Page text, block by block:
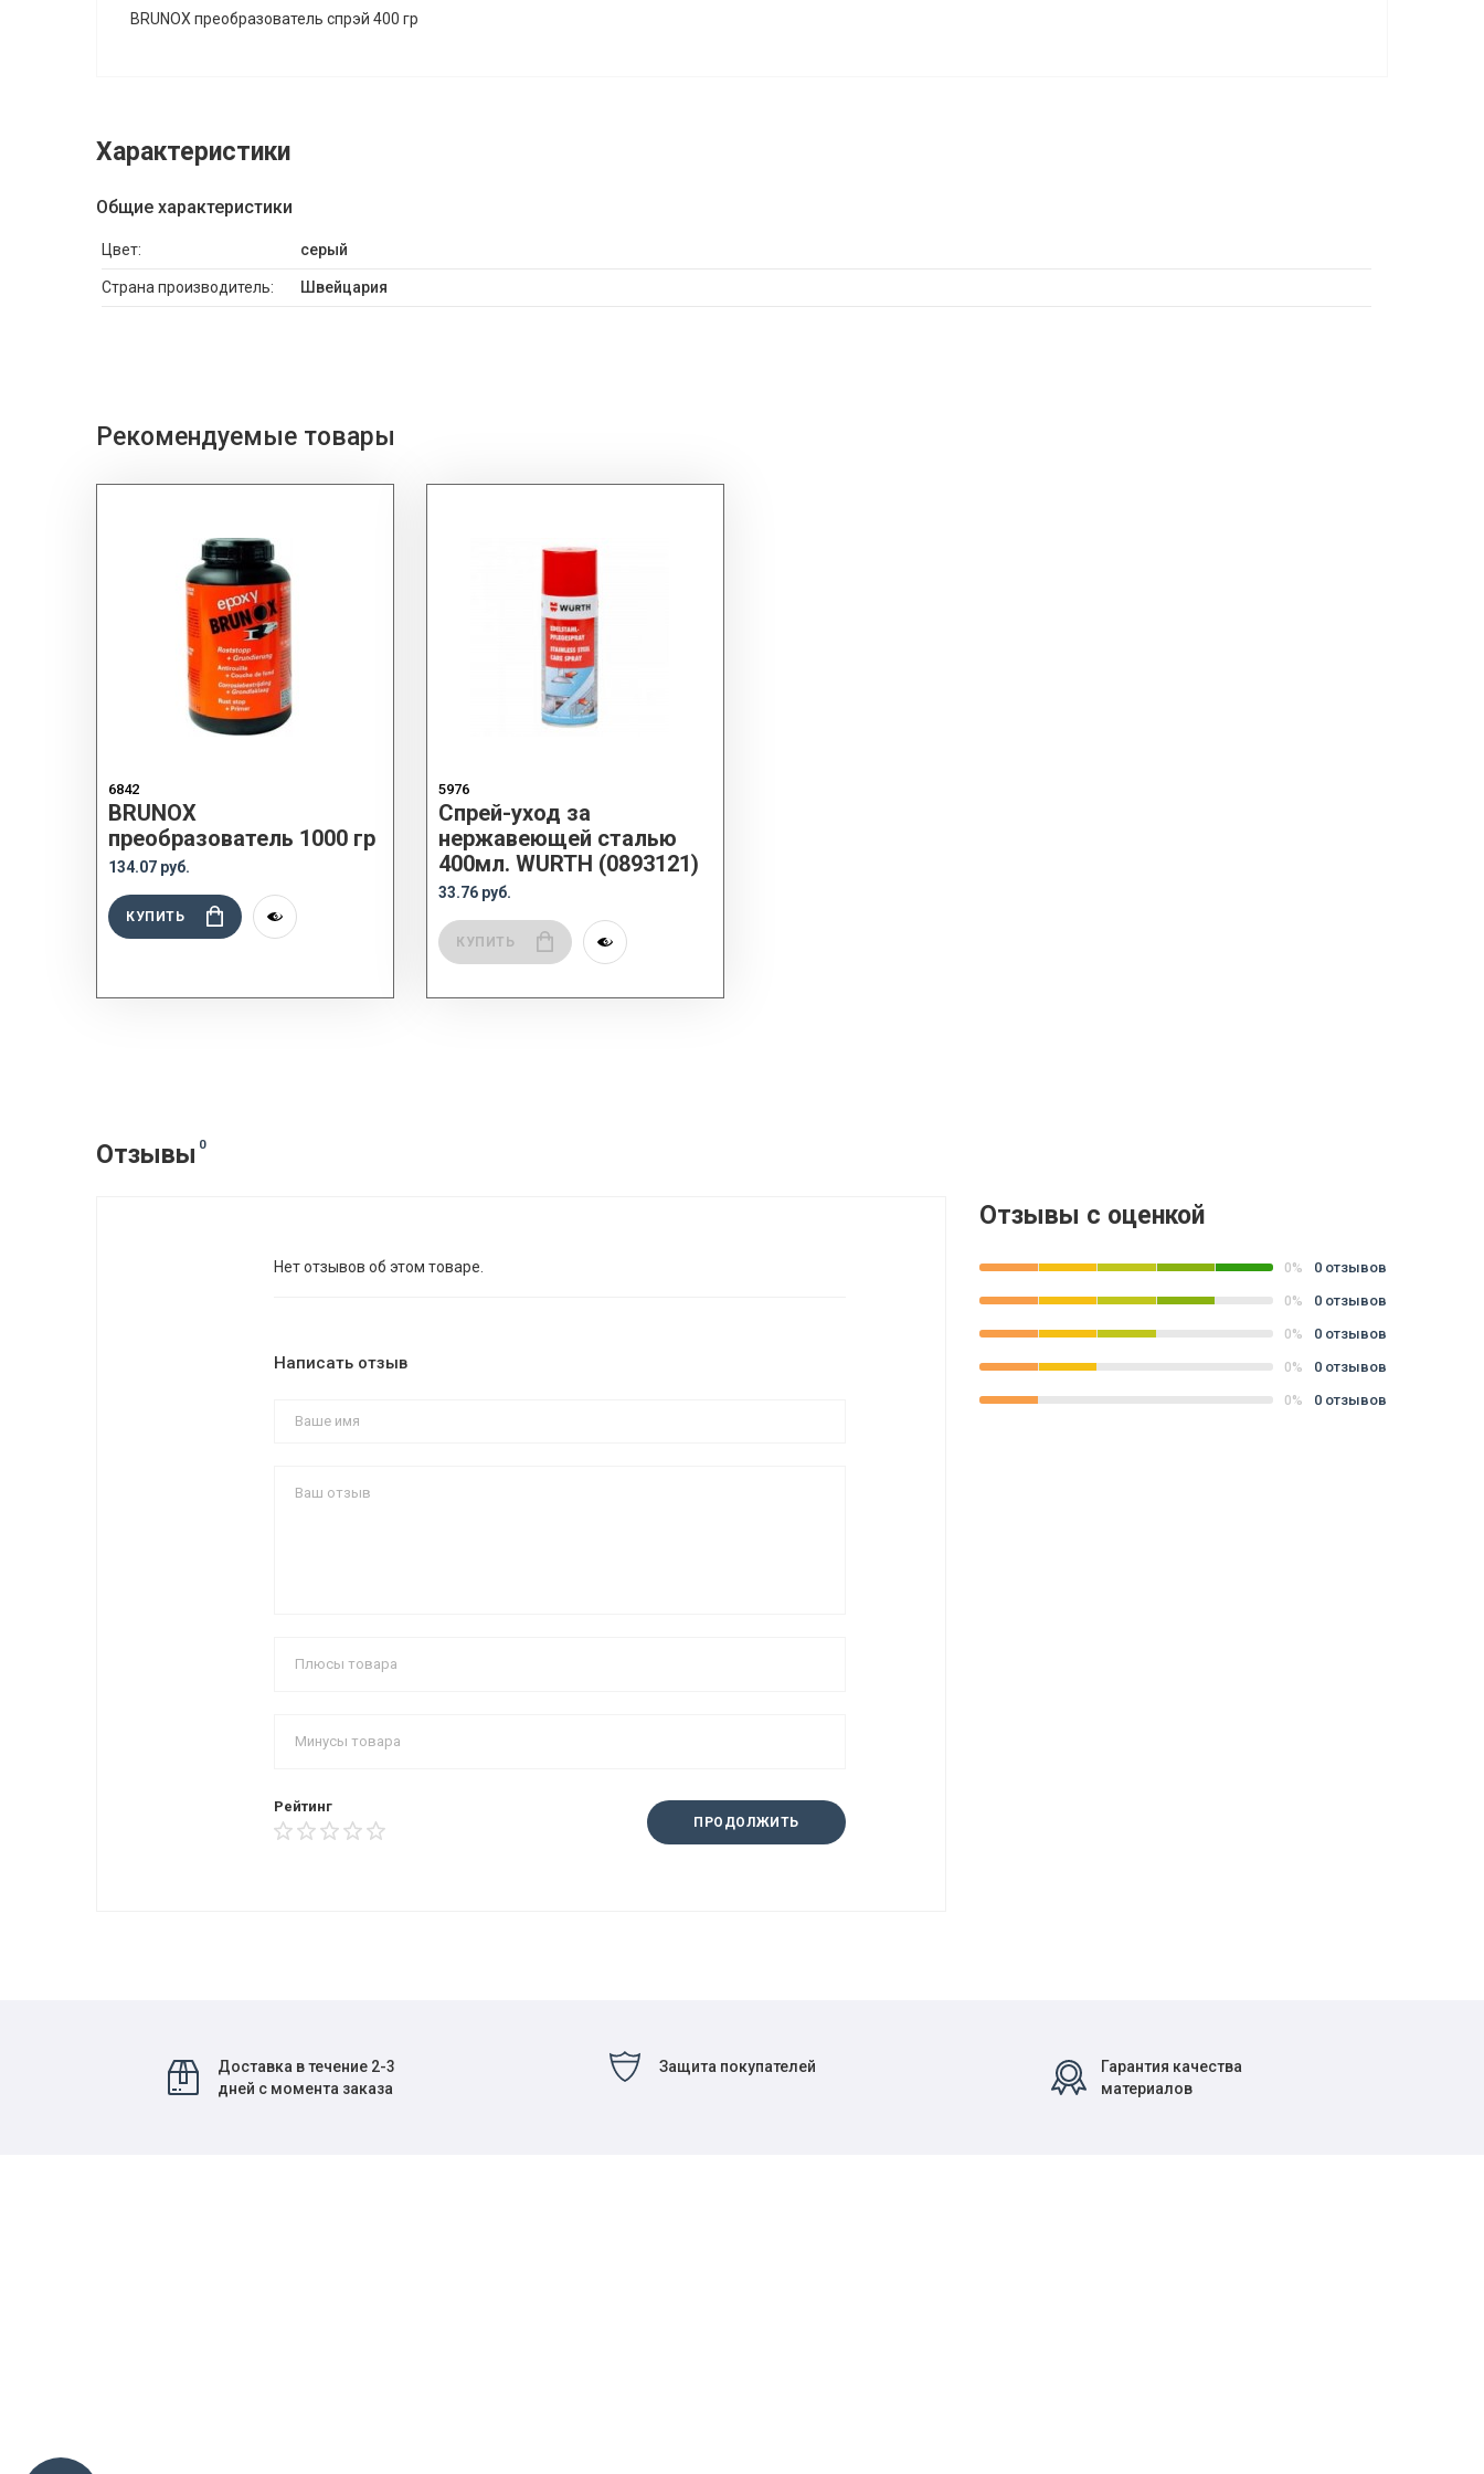
BRUNOX преобразователь спрэй 400 гр
Характеристики
Общие характеристики
Цвет: серый
Страна производитель: Швейцария
Рекомендуемые товары
6842
BRUNOX
преобразователь 1000 гр
134.07 руб.
КУПИТЬ
5976
Спрей-уход за
нержавеющей сталью
400мл. WURTH (0893121)
33.76 руб.
КУПИТЬ
Отзывы 0
Нет отзывов об этом товаре.
Написать отзыв
Рейтинг
ПРОДОЛЖИТЬ
Отзывы с оценкой
0% 0 отзывов
0% 0 отзывов
0% 0 отзывов
0% 0 отзывов
0% 0 отзывов
Доставка в течение 2-3
дней с момента заказа
Защита покупателей
Гарантия качества
материалов